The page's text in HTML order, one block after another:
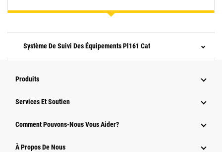
Système De Suivi Des Équipements Pl161 Cat
Produits
Services Et Soutien
Comment Pouvons-Nous Vous Aider?
À Propos De Nous